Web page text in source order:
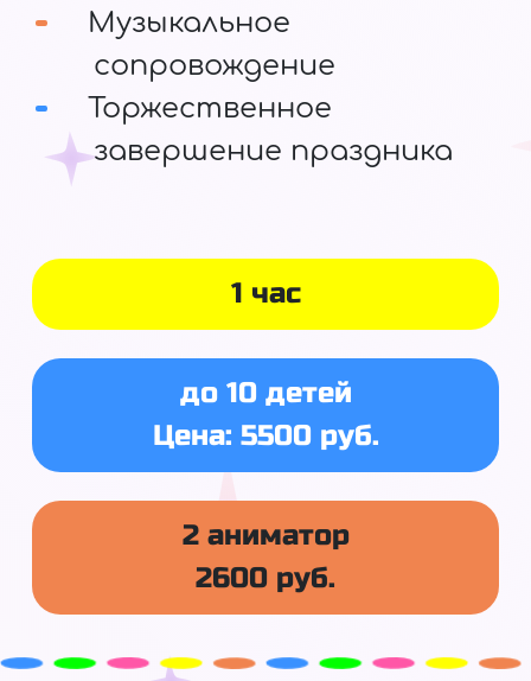
1 час
до 10 детей
Цена: 5500 руб.
2 аниматор
2600 руб.
Музыкальное
сопровождение
Торжественное
завершение праздника